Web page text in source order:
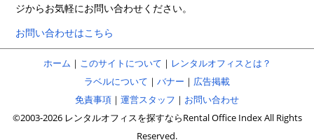
ジからお気軽にお問い合わせください。
お問い合わせはこちら
ホーム ｜ このサイトについて ｜ レンタルオフィスとは？
ラベルについて ｜ バナー ｜ 広告掲載
免責事項 ｜ 運営スタッフ ｜ お問い合わせ
©2003-2026 レンタルオフィスを探すならRental Office Index All Rights
Reserved.